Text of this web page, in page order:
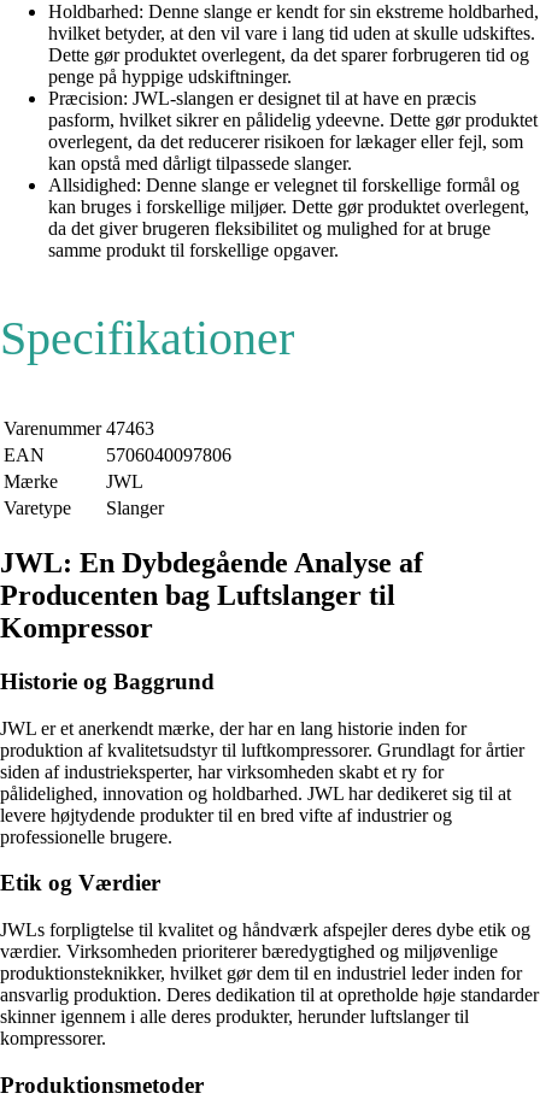
Holdbarhed: Denne slange er kendt for sin ekstreme holdbarhed,
hvilket betyder, at den vil vare i lang tid uden at skulle udskiftes.
Dette gør produktet overlegent, da det sparer forbrugeren tid og
penge på hyppige udskiftninger.
Præcision: JWL-slangen er designet til at have en præcis
pasform, hvilket sikrer en pålidelig ydeevne. Dette gør produktet
overlegent, da det reducerer risikoen for lækager eller fejl, som
kan opstå med dårligt tilpassede slanger.
Allsidighed: Denne slange er velegnet til forskellige formål og
kan bruges i forskellige miljøer. Dette gør produktet overlegent,
da det giver brugeren fleksibilitet og mulighed for at bruge
samme produkt til forskellige opgaver.
Specifikationer
Varenummer 47463
EAN
5706040097806
Mærke
JWL
Varetype
Slanger
JWL: En Dybdegående Analyse af
Producenten bag Luftslanger til
Kompressor
Historie og Baggrund
JWL er et anerkendt mærke, der har en lang historie inden for
produktion af kvalitetsudstyr til luftkompressorer. Grundlagt for årtier
siden af industrieksperter, har virksomheden skabt et ry for
pålidelighed, innovation og holdbarhed. JWL har dedikeret sig til at
levere højtydende produkter til en bred vifte af industrier og
professionelle brugere.
Etik og Værdier
JWLs forpligtelse til kvalitet og håndværk afspejler deres dybe etik og
værdier. Virksomheden prioriterer bæredygtighed og miljøvenlige
produktionsteknikker, hvilket gør dem til en industriel leder inden for
ansvarlig produktion. Deres dedikation til at opretholde høje standarder
skinner igennem i alle deres produkter, herunder luftslanger til
kompressorer.
Produktionsmetoder